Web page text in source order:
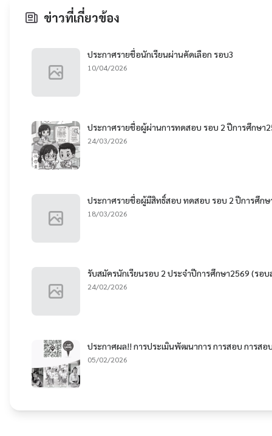
ข่าวที่เกี่ยวข้อง
ประกาศรายชื่อนักเรียนผ่านคัดเลือก รอบ3
10/04/2026
ประกาศรายชื่อผู้ผ่านการทดสอบ รอบ 2 ปีการศึกษา
24/03/2026
ประกาศรายชื่อผู้มีสิทธิ์สอบ ทดสอบ รอบ 2 ปีการศึกษ
18/03/2026
รับสมัครนักเรียนรอบ 2 ประจำปีการศึกษา2569 (รอ
24/02/2026
ประกาศผล!! การประเมินพัฒนาการ การสอบ การส
05/02/2026